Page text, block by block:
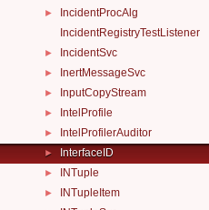
►
IncidentProcAlg
IncidentRegistryTestListener
► IncidentSvc
► InertMessageSvc
► InputCopyStream
► IntelProfile
► IntelProfilerAuditor
► InterfaceID
► INTuple
► INTupleItem